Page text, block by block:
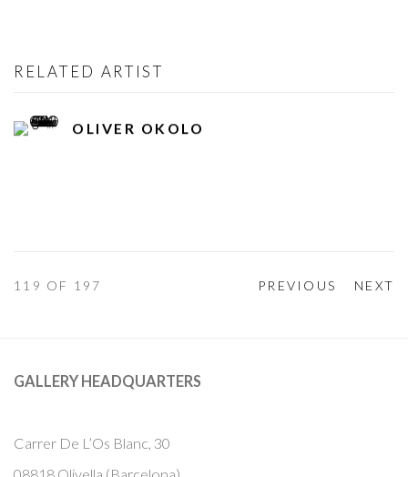
RELATED ARTIST
OLIVER OKOLO
PREVIOUS NEXT
119 OF 197
GALLERY HEADQUARTERS
Carrer De L’Os Blanc, 30